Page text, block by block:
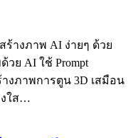
างภาพ AI ง่ายๆ ด้วย
วย AI ใช้ Prompt
างภาพการตูน 3D เสมือน
งใส…